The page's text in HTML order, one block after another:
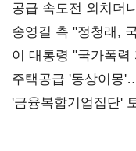
공급 속도전 외치더
리모델링' 제안
송영길 측 "정청래,
총선 지휘 못해"
이 대통령 "국가폭
진실 밝혀야"
주택공급 '동상이몽
'금융복합기업집단'